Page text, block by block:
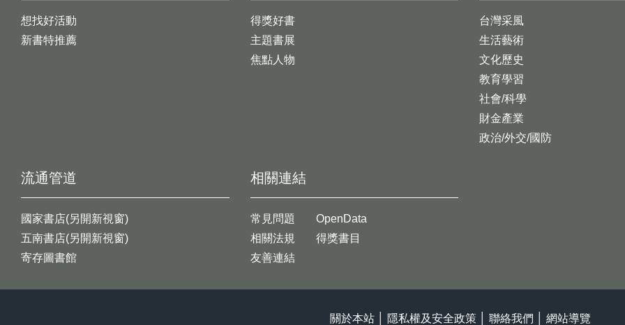
想找好活動
新書特推薦
台灣采風
生活藝術
文化歷史
教育學習
社會/科學
財金產業
政治/外交/國防
得獎好書
主題書展
焦點人物
流通管道
國家書店(另開新視窗)
五南書店(另開新視窗)
寄存圖書館
相關連結
常見問題
相關法規
友善連結
OpenData
得獎書目
關於本站 隱私權及安全政策 聯絡我們 網站導覽